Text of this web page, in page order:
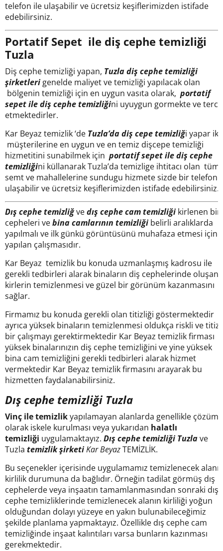
telefon ile ulaşabilir ve ücretsiz keşiflerimizden istifade
edebilirsiniz.
Portatif Sepet ile diş cephe temizliği
Tuzla
Diş cephe temizliği yapan, Tuzladiş cephe temizliği
şirketlerigenelde maliyet ve temizliği yapılacak olan
bölgenin temizliği için en uygun vasıta olarak, portatif
sepet ile diş cephe temizliğini uyuygun gormekte ve
etmektedirler.
Kar Beyaz temizlik ‘de Tuzla’da diş cepe temizliği yapar
müşterilerine en uygun ve en temiz dişcepe temizliği
hizmetitini sunabilmek için portatif sepet ile diş cephe
temizliğini küllanarak Tuzla’da temizlige ihtitacı olan tüm
semt ve mahallelerine sundugu hizmete sizde bir telefon
ulaşabilir ve ücretsiz keşiflerimizden istifade edebilirsiniz.
Dış cephe temizliğvedış cephe cam temizliği kirlenen
cepheleri vebina camlarının temizliği belirli aralıklarda
yapılmalı ve ilk günkü görüntüsünü muhafaza etmesi için
yapılan çalışmasıdır.
Kar Beyaz temizlik bu konuda uzmanlaşmış kadrosu ile
gerekli tedbirleri alarak binaların diş cephelerinde oluşan
kirlerin temizlenmesi ve güzel bir görünüm kazanmasını
sağlar.
Firmamız bu konuda gerekli olan titizliği göstermektedir
ayrıca yüksek binaların temizlenmesi oldukça riskli ve titiz
bir çalışmayı gerektirmektedir Kar Beyaz temizlik firması
yüksek binalarınızın diş cephe temizliğini ve yine yüksek
bina cam temizliğini gerekli tedbirleri alarak hizmet
vermektedir Kar Beyaz temizlik firmasını arayarak bu
hizmetten faydalanabilirsiniz.
Dış cephe temizliği Tuzla
Vinç ile temizlikyapılamayan alanlarda genellikle çözüm
olarak iskele kurulması veya yukarıdan halatlı
temizliği uygulamaktayız. Dış cephe temizliği Tuzlave
Tuzla temizlik şirketiKar BeyazTEMİZLİK.
Bu seçenekler içerisinde uygulamamız temizlenecek
kirlilik durumuna da bağlıdır. Örneğin tadilat görmüş dış
cephelerde veya inşaatın tamamlanmasından sonraki dış
cephe temizliklerinde temizlenecek alanın kirliliği yoğun
olduğundan dolayı yüzeye en yakın bulunabileceğimiz
şekilde planlama yapmaktayız. Özellikle dış cephe cam
temizliğinde inşaat kalıntıları varsa bunların kazınması
gerekmektedir.